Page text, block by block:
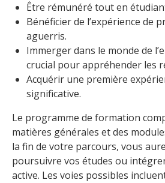
Être rémunéré tout en
Bénéficier de l’expérience de
aguerris.
Immerger dans le monde de
crucial pour appréhender les
Acquérir une première
significative.
Le programme de formation
matières générales et des
la fin de votre parcours, vous
poursuivre vos études ou
active. Les voies possibles